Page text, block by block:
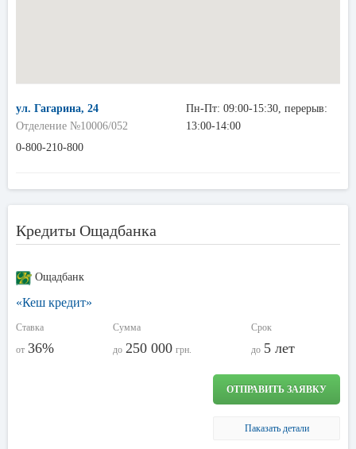
ул. Гагарина, 24
Отделение №10006/052
0-800-210-800
Пн-Пт: 09:00-15:30, перерыв:
13:00-14:00
Кредиты Ощадбанка
Ощадбанк
«Кеш кредит»
Ставка
от 36%
Сумма
до 250 000 грн.
Срок
до 5 лет
ОТПРАВИТЬ ЗАЯВКУ
Паказать детали